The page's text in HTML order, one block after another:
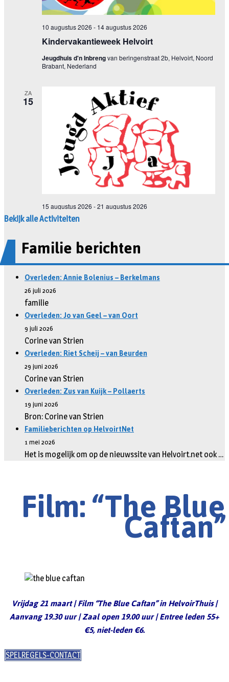
Bekijk alle Activiteiten
Familie berichten
Overleden: Annie Bolenius – Berkelmans
26 juli 2026
familie
Overleden: Jo van Geel – van Oort
9 juli 2026
Corine van Strien
Overleden: Riet Scheij – van Beurden
29 juni 2026
Corine van Strien
Overleden: Zus van Kuijk – Pollaerts
19 juni 2026
Bron: Corine van Strien
Familieberichten op HelvoirtNet
1 mei 2026
Het is mogelijk om op de nieuwssite van Helvoirt.net ook …
Film: “The Blue
Caftan”
Vrijdag 21 maart | Film “The Blue Caftan” in HelvoirThuis |
Aanvang 19.30 uur | Zaal open 19.00 uur | Entree leden 55+
€5, niet-leden €6.
SPELREGELS-CONTACT